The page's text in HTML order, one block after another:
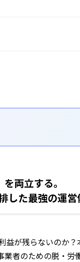
両立する。
した最強の運
益が残らないのか
者のための脱・労